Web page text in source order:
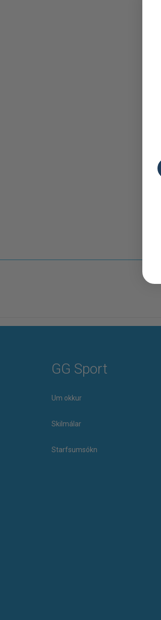
GG Sport
Um okkur
Skilmálar
Starfsumsókn